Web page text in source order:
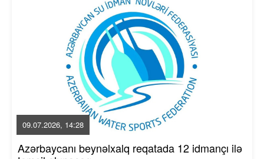
09.07.2026, 14:28
Azərbaycanı beynəlxalq reqatada 12 idmançı ilə